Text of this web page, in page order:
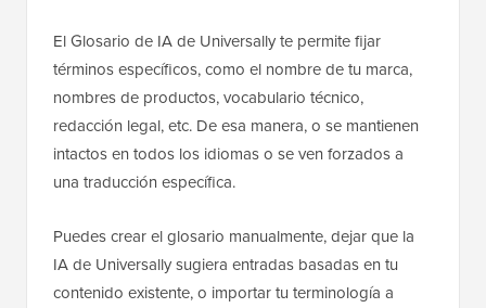
El Glosario de IA de Universally te permite fijar
términos específicos, como el nombre de tu marca,
nombres de productos, vocabulario técnico,
redacción legal, etc. De esa manera, o se mantienen
intactos en todos los idiomas o se ven forzados a
una traducción específica.
Puedes crear el glosario manualmente, dejar que la
IA de Universally sugiera entradas basadas en tu
contenido existente, o importar tu terminología a